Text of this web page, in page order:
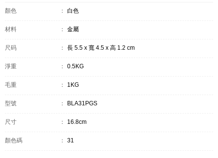
顏色 ： 白色
材料 ： 金屬
尺码 ： 長 5.5 x 寬 4.5 x 高 1.2 cm
淨重 ： 0.5KG
毛重 ： 1KG
型號 ： BLA31PGS
尺寸 ： 16.8cm
顏色碼 ： 31